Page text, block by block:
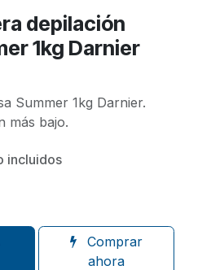
depilación
1kg Darnier
Summer 1kg Darnier.
más bajo.
incluidos
Comprar
ahora